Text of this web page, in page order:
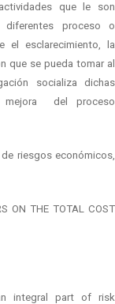
que le son
proceso o
el esclarecimiento, la
que se pueda tomar al
socializa dichas
mejora
del proceso
riesgos económicos,
ON THE TOTAL COST
integral part of risk